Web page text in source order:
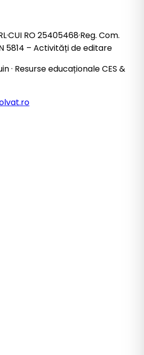
·CUI RO 25405468·Reg. Com.
5814 – Activități de editare
· Resurse educaționale CES &